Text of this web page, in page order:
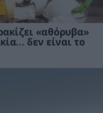
«αθόρυβα»
δεν είναι το